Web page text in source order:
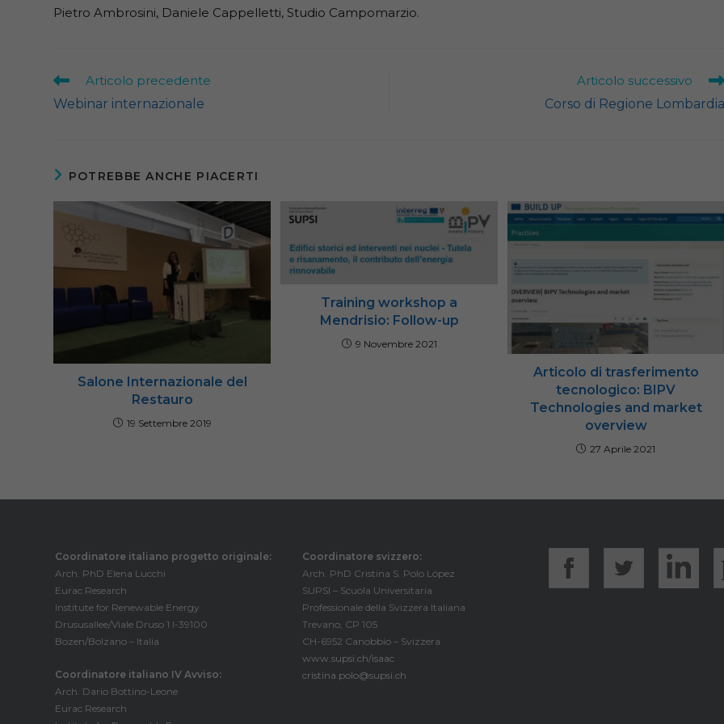
Pietro Ambrosini, Daniele Cappelletti, Studio Campomarzio.
Leggi
articoli
Articolo precedente
Webinar internazionale
Articolo successivo
Corso di Regione Lombardia
POTREBBE ANCHE PIACERTI
Salone Internazionale del
Restauro
19 Settembre 2019
Training workshop a
Mendrisio: Follow-up
9 Novembre 2021
Articolo di trasferimento
tecnologico: BIPV
Technologies and market
overview
27 Aprile 2021
Coordinatore italiano progetto originale:
Arch. PhD Elena Lucchi
Eurac Research
Institute for Renewable Energy
Drususallee/Viale Druso 1 I-39100
Bozen/Bolzano – Italia
Coordinatore italiano IV Avviso:
Arch. Dario Bottino-Leone
Eurac Research
Coordinatore svizzero:
Arch. PhD Cristina S. Polo López
SUPSI – Scuola Universitaria
Professionale della Svizzera Italiana
Trevano, CP 105
CH-6952 Canobbio – Svizzera
www.supsi.ch/isaac
cristina.polo@supsi.ch